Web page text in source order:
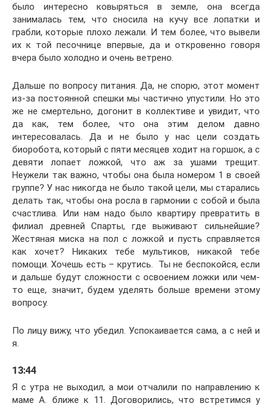
было интересно ковыряться в земле, она всегда
занималась тем, что сносила на кучу все лопатки и
грабли, которые плохо лежали. И тем более, что вывели
их к той песочнице впервые, да и откровенно говоря
вчера было холодно и очень ветрено.
Дальше по вопросу питания. Да, не спорю, этот момент
из-за постоянной спешки мы частично упустили. Но это
же не смертельно, догонит в коллективе и увидит, что
да как, тем более, что она этим делом давно
интересовалась. Да и не было у нас цели создать
биоробота, который с пяти месяцев ходит на горшок, а с
девяти лопает ложкой, что аж за ушами трещит.
Неужели так важно, чтобы она была номером 1 в своей
группе? У нас никогда не было такой цели, мы старались
делать так, чтобы она росла в гармонии с собой и была
счастлива. Или нам надо было квартиру превратить в
филиал древней Спарты, где выживают сильнейшие?
Жестяная миска на пол с ложкой и пусть справляется
как хочет? Никаких тебе мультиков, никакой тебе
помощи. Хочешь есть – крутись. Ты не беспокойся, если
и дальше будут сложности с освоением ложки или чем-
то еще, значит, будем уделять больше времени этому
вопросу.
По лицу вижу, что убедил. Успокаивается сама, а с ней и
я.
13:44
Я с утра не выходил, а мои отчалили по направлению к
маме А. ближе к 11. Договорились, что встретимся у